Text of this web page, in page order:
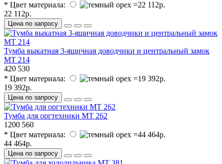
* Цвет материала:
22 112р.
Цена по запросу
Тумба выкатная 3-ящичная доводчики и центральный замок
МТ 214
420 530
* Цвет материала:
19 392р.
Цена по запросу
Тумба для оргтехники МТ 262
1200 560
* Цвет материала:
44 464р.
Цена по запросу